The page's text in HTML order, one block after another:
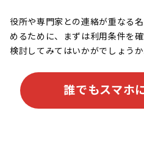
役所や専門家との連絡が重なる
めるために、まずは利用条件を
検討してみてはいかがでしょうか
誰でもスマホ